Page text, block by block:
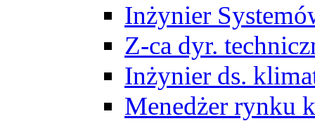
Inżynier
Z-ca dyr.
Inżynier ds.
Menedżer rynku